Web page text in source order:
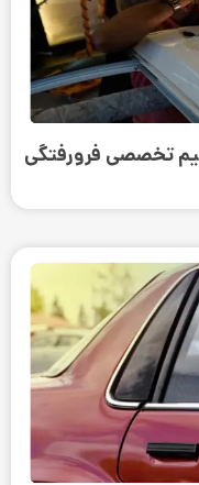
تخصصی فرورفتگی